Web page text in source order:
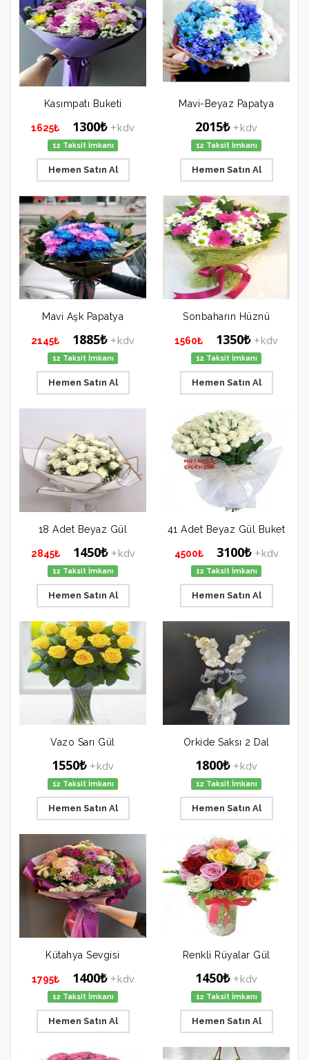
Kasımpatı Buketi
1625₺ 1300₺ +kdv
12 Taksit İmkanı
Hemen Satın Al
Mavi-Beyaz Papatya
2015₺ +kdv
12 Taksit İmkanı
Hemen Satın Al
Mavi Aşk Papatya
2145₺ 1885₺ +kdv
12 Taksit İmkanı
Hemen Satın Al
Sonbaharın Hüznü
1560₺ 1350₺ +kdv
12 Taksit İmkanı
Hemen Satın Al
18 Adet Beyaz Gül
2845₺ 1450₺ +kdv
12 Taksit İmkanı
Hemen Satın Al
41 Adet Beyaz Gül Buket
4500₺ 3100₺ +kdv
12 Taksit İmkanı
Hemen Satın Al
Vazo Sarı Gül
1550₺ +kdv
12 Taksit İmkanı
Hemen Satın Al
Orkide Saksı 2 Dal
1800₺ +kdv
12 Taksit İmkanı
Hemen Satın Al
Kütahya Sevgisi
1795₺ 1400₺ +kdv
12 Taksit İmkanı
Hemen Satın Al
Renkli Rüyalar Gül
1450₺ +kdv
12 Taksit İmkanı
Hemen Satın Al